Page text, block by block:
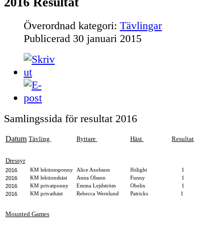
Överordnad kategori: Tävlingar
Publicerad 30 januari 2015
Samlingssida för resultat 2016
Datum Tävling Ryttare Häst Resultat
Dressyr
2016 KM lektionsponny Alice Axelsson Ibilight 1
2016 KM lektionshäst Anna Olsson Funny 1
2016 KM privatponny Emma Lejdström Obelix 1
2016 KM privathäst Rebecca Wernlund Patricks 1
Mounted Games